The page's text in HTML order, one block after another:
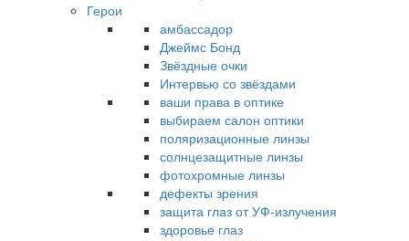
Герои
амбассадор
Джеймс Бонд
Звёздные очки
Интервью со звёздами
ваши права в оптике
выбираем салон оптики
поляризационные линзы
солнцезащитные линзы
фотохромные линзы
дефекты зрения
защита глаз от УФ-излучения
здоровье глаз